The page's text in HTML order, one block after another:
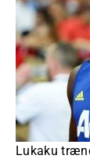
Lukaku